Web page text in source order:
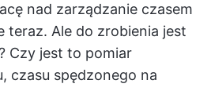
nad zarządzanie czasem
teraz. Ale do zrobienia jest
Czy jest to pomiar
czasu spędzonego na